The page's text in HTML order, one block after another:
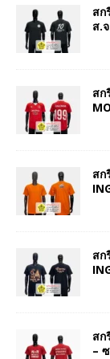
สก
ส.
สก
สก
สก
สก
–